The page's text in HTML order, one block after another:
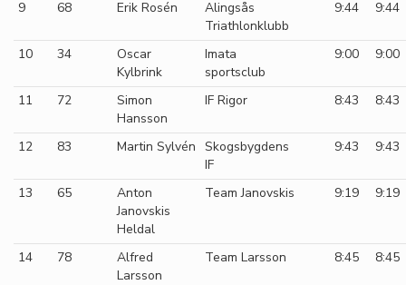
9 68 Erik Rosén
Alingsås
Triathlonklubb
9:44 9:44
10 34
Oscar
Kylbrink
Imata
sportsclub
9:00 9:00
11 72
Simon
Hansson
IF Rigor 8:43 8:43
12 83 Martin Sylvén Skogsbygdens
IF
9:43 9:43
13 65
Anton
Janovskis
Heldal
Team Janovskis 9:19 9:19
14 78
Alfred
Larsson
Team Larsson 8:45 8:45